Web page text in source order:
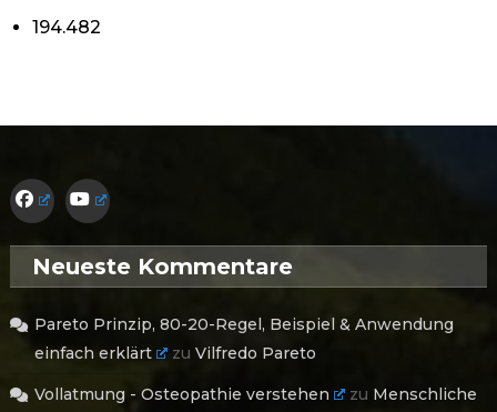
194.482
Neueste Kommentare
Pareto Prinzip, 80-20-Regel, Beispiel & Anwendung
einfach erklärt
zuVilfredo Pareto
Vollatmung - Osteopathie verstehen zu Menschliche